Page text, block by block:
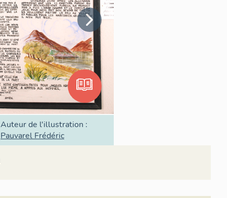
Auteur de l'illustration :
Pauvarel Frédéric